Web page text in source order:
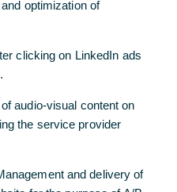
bereitzustellen, um
ihrer
und der Optimierung ihrer
zu unterstützen, wobei die
des sich heute in
von zentraler Bedeutung
konzentriert sich auf
globalen Netzwerk
optimization of
clicking on LinkedIn ads
audio-visual content on
the service provider
and delivery of
optimization of
clicking on LinkedIn ads
audio-visual content on
the service provider
and delivery of